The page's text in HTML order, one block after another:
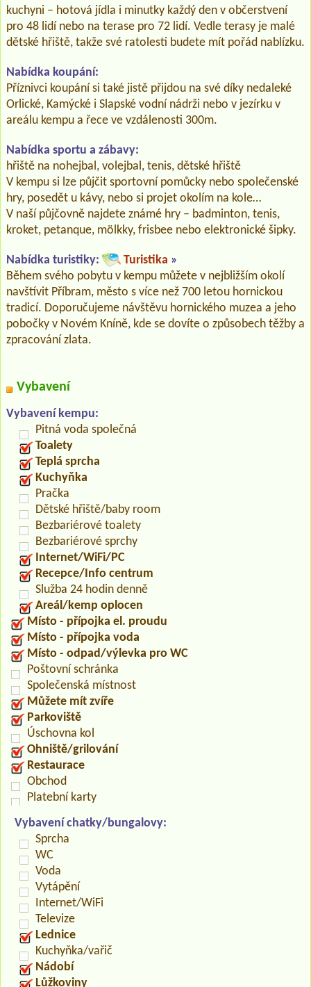
kuchyni – hotová jídla i minutky každý den v občerstvení
pro 48 lidí nebo na terase pro 72 lidí. Vedle terasy je malé
dětské hřiště, takže své ratolesti budete mít pořád nablízku.
Nabídka koupání:
Příznivci koupání si také jistě přijdou na své díky nedaleké
Orlické, Kamýcké i Slapské vodní nádrži nebo v jezírku v
areálu kempu a řece ve vzdálenosti 300m.
Nabídka sportu a zábavy:
hřiště na nohejbal, volejbal, tenis, dětské hřiště
V kempu si lze půjčit sportovní pomůcky nebo společenské
hry, posedět u kávy, nebo si projet okolím na kole…
V naší půjčovně najdete známé hry – badminton, tenis,
kroket, petanque, mölkky, frisbee nebo elektronické šipky.
Nabídka turistiky: Turistika »
Během svého pobytu v kempu můžete v nejbližším okolí
navštívit Příbram, město s více než 700 letou hornickou
tradicí. Doporučujeme návštěvu hornického muzea a jeho
pobočky v Novém Kníně, kde se dovíte o způsobech těžby a
zpracování zlata.
Vybavení
Vybavení kempu:
Pitná voda společná
Toalety
Teplá sprcha
Kuchyňka
Pračka
Dětské hřiště/baby room
Bezbariérové toalety
Bezbariérové sprchy
Internet/WiFi/PC
Recepce/Info centrum
Služba 24 hodin denně
Areál/kemp oplocen
Místo - přípojka el. proudu
Místo - přípojka voda
Místo - odpad/výlevka pro WC
Poštovní schránka
Společenská místnost
Můžete mít zvíře
Parkoviště
Úschovna kol
Ohniště/grilování
Restaurace
Obchod
Platební karty
Vybavení chatky/bungalovy:
Sprcha
WC
Voda
Vytápění
Internet/WiFi
Televize
Lednice
Kuchyňka/vařič
Nádobí
Lůžkoviny